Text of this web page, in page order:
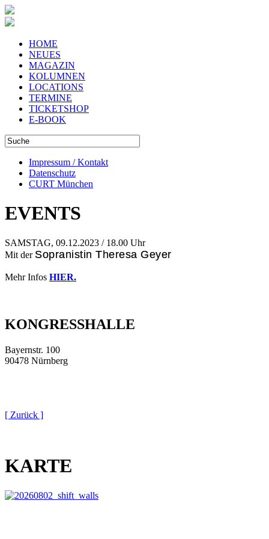
HOME
NEUES
MAGAZIN
KOLUMNEN
LOCATIONS
TERMINE
TICKETSHOP
E-BOOK
Impressum / Kontakt
Datenschutz
CURT München
EVENTS
SAMSTAG, 09.12.2023 / 18.00 Uhr
Mit der Sopranistin Theresa Geyer
Mehr Infos HIER.
KONGRESSHALLE
Bayernstr. 100
90478 Nürnberg
[ Zurück ]
KARTE